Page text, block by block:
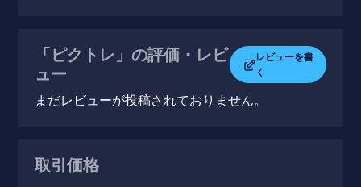
「ピクトレ」の評価・レビ
ュー
レビューを書
く
まだレビューが投稿されておりません。
取引価格